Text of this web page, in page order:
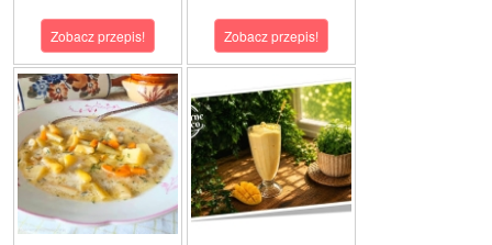
Zobacz przepis! Zobacz przepis!